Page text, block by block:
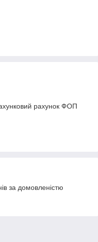
рахунок ФОП
за домовленістю